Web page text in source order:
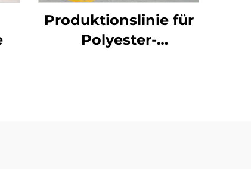
Produktionslinie für
Polyester-